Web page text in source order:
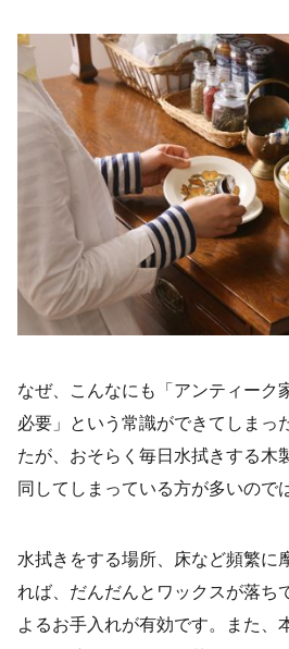
なぜ、こんなにも「アンティーク
必要」という常識ができてしまっ
たが、おそらく毎日水拭きする木
同してしまっている方が多いので
水拭きをする場所、床など頻繁に
れば、だんだんとワックスが落ち
よるお手入れが有効です。また、